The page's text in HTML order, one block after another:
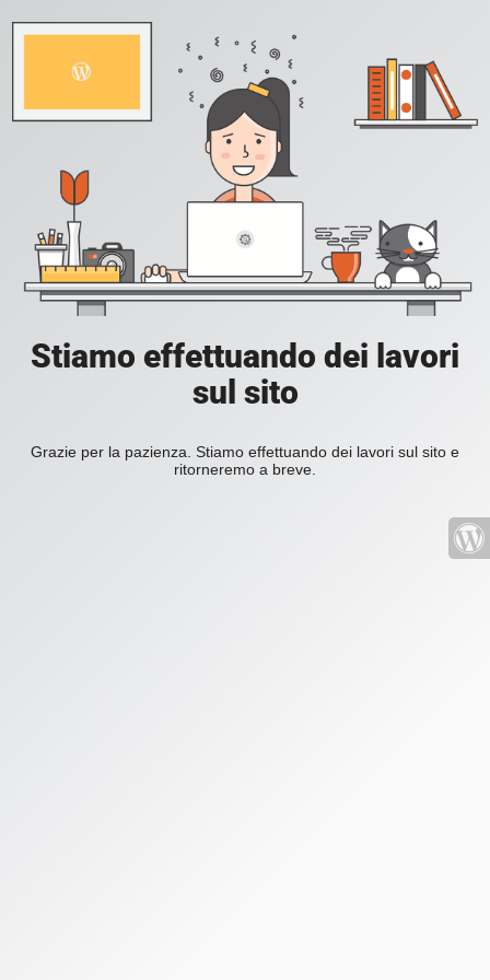
Stiamo effettuando dei lavori
sul sito
Grazie per la pazienza. Stiamo effettuando dei lavori sul sito e
ritorneremo a breve.